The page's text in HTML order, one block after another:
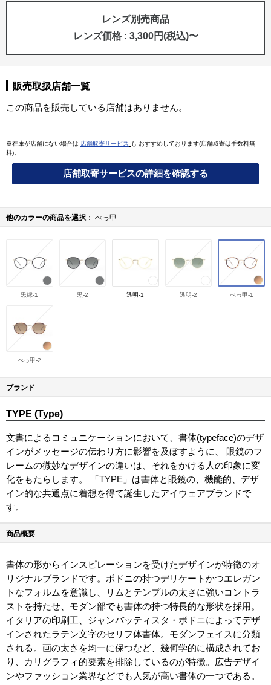
レンズ別売商品
レンズ価格 : 3,300円(税込)〜
販売取扱店舗一覧
この商品を販売している店舗はありません。
※在庫が店舗にない場合は 店舗取寄サービス
も おすすめしております(店舗取寄は手数料無
料)。
店舗取寄サービスの詳細を確認する
他のカラーの商品を選択 べっ甲
黒縁-1 黒-2 透明-1 透明-2 べっ甲-1
べっ甲-2
ブランド
TYPE (Type)
文書によるコミュニケーションにおいて、書体(typeface)のデザ
インがメッセージの伝わり方に影響を及ぼすように、 眼鏡のフ
レームの微妙なデザインの違いは、それをかける人の印象に変
化をもたらします。 「TYPE」は書体と眼鏡の、機能的、デザ
イン的な共通点に着想を得て誕生したアイウェアブランドで
す。
商品概要
書体の形からインスピレーションを受けたデザインが特徴のオ
リジナルブランドです。ボドニの持つデリケートかつエレガン
トなフォルムを意識し、リムとテンプルの太さに強いコントラ
ストを持たせ、モダン部でも書体の持つ特長的な形状を採用。
イタリアの印刷工、ジャンバッティスタ・ボドニによってデザ
インされたラテン文字のセリフ体書体。モダンフェイスに分類
される。画の太さを均一に保つなど、幾何学的に構成されてお
り、カリグラフィ的要素を排除しているのが特徴。広告デザイ
ンやファッション業界などでも人気が高い書体の一つである。